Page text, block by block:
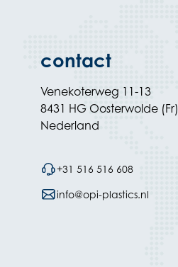
contact
Venekoterweg 11-13
8431 HG Oosterwolde (Fr)
Nederland
+31 516 516 608
info@opi-plastics.nl